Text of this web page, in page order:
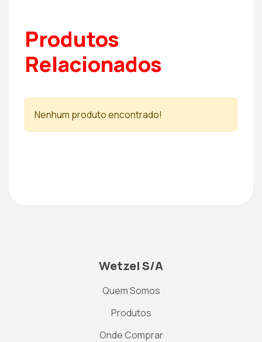
Produtos
Relacionados
Nenhum produto encontrado!
Wetzel S/A
Quem Somos
Produtos
Onde Comprar